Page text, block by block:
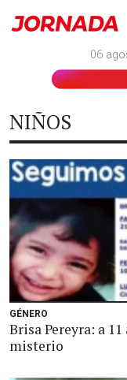
06
NIÑOS
GÉNERO
Brisa Pereyra: a
misterio